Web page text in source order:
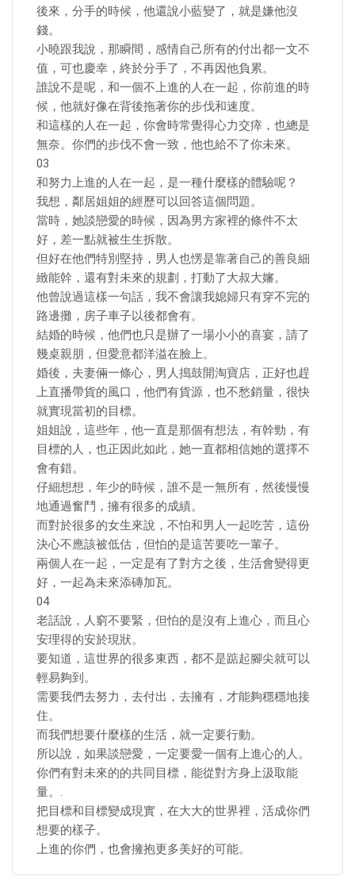
後來，分手的時候，他還說小藍變了，就是嫌他沒
錢。
小曉跟我說，那瞬間，感情自己所有的付出都一文不
值，可也慶幸，終於分手了，不再因他負累。
誰說不是呢，和一個不上進的人在一起，你前進的時
候，他就好像在背後拖著你的步伐和速度。
和這樣的人在一起，你會時常覺得心力交瘁，也總是
無奈。你們的步伐不會一致，他也給不了你未來。
03
和努力上進的人在一起，是一種什麼樣的體驗呢？
我想，鄰居姐姐的經歷可以回答這個問題。
當時，她談戀愛的時候，因為男方家裡的條件不太
好，差一點就被生生拆散。
但好在他們特別堅持，男人也愣是靠著自己的善良細
緻能幹，還有對未來的規劃，打動了大叔大嬸。
他曾說過這樣一句話，我不會讓我媳婦只有穿不完的
路邊攤，房子車子以後都會有。
結婚的時候，他們也只是辦了一場小小的喜宴，請了
幾桌親朋，但愛意都洋溢在臉上。
婚後，夫妻倆一條心，男人搗鼓開淘寶店，正好也趕
上直播帶貨的風口，他們有貨源，也不愁銷量，很快
就實現當初的目標。
姐姐說，這些年，他一直是那個有想法，有幹勁，有
目標的人，也正因此如此，她一直都相信她的選擇不
會有錯。
仔細想想，年少的時候，誰不是一無所有，然後慢慢
地通過奮鬥，擁有很多的成績。
而對於很多的女生來說，不怕和男人一起吃苦，這份
決心不應該被低估，但怕的是這苦要吃一輩子。
兩個人在一起，一定是有了對方之後，生活會變得更
好，一起為未來添磚加瓦。
04
老話說，人窮不要緊，但怕的是沒有上進心，而且心
安理得的安於現狀。
要知道，這世界的很多東西，都不是踮起腳尖就可以
輕易夠到。
需要我們去努力，去付出，去擁有，才能夠穩穩地接
住。
而我們想要什麼樣的生活，就一定要行動。
所以說，如果談戀愛，一定要愛一個有上進心的人。
你們有對未來的的共同目標，能從對方身上汲取能
量。.
把目標和目標變成現實，在大大的世界裡，活成你們
想要的樣子。
上進的你們，也會擁抱更多美好的可能。